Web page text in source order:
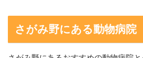
さがみ野にある動物病院